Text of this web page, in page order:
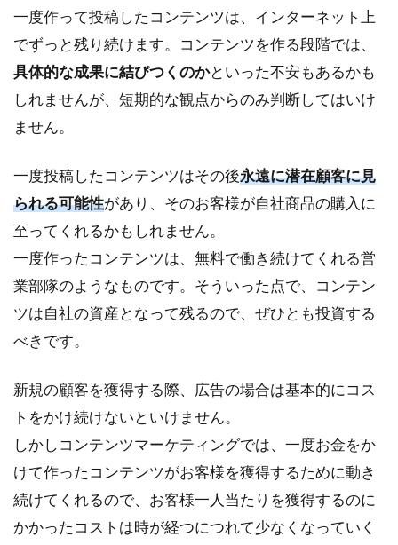
1.2
いマ
ーケ
ング
コス
めら
れ
1.3
でき
る顧
質が
る
2
BtoB
のコ
ンテ
ンツ
マー
ケテ
一度作って投稿したコンテンツは、インターネット上
でずっと残り続けます。コンテンツを作る段階では、
具体的な成果に結びつくのかといった不安もあるかも
しれませんが、短期的な観点からのみ判断してはいけ
ません。
一度投稿したコンテンツはその後永遠に潜在顧客に見
られる可能性があり、そのお客様が自社商品の購入に
至ってくれるかもしれません。
一度作ったコンテンツは、無料で働き続けてくれる営
業部隊のようなものです。そういった点で、コンテン
ツは自社の資産となって残るので、ぜひとも投資する
べきです。
新規の顧客を獲得する際、広告の場合は基本的にコス
トをかけ続けないといけません。
しかしコンテンツマーケティングでは、一度お金をか
けて作ったコンテンツがお客様を獲得するために動き
続けてくれるので、お客様一人当たりを獲得するのに
かかったコストは時が経つにつれて少なくなっていく